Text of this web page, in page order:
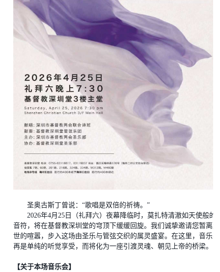
圣奥古斯丁曾说： “歌唱是双倍的祈祷。”
2026年4月25日（礼拜六）夜幕降临时，莫扎特清澈如天使般的
音符，将在基督教深圳堂的穹顶下缓缓回旋。我们诚挚邀请您暂离尘
世的喧嚣，步入这场由圣乐与管弦交织的属灵盛宴。在这里，音乐不
再是单纯的听觉享受，而将化为一座引渡灵魂、朝见上帝的桥梁。
【关于本场音乐会】